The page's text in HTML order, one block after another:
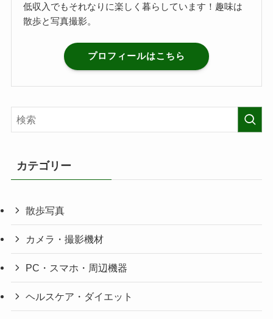
低収入でもそれなりに楽しく暮らしています！趣味は
散歩と写真撮影。
プロフィールはこちら
カテゴリー
散歩写真
カメラ・撮影機材
PC・スマホ・周辺機器
ヘルスケア・ダイエット